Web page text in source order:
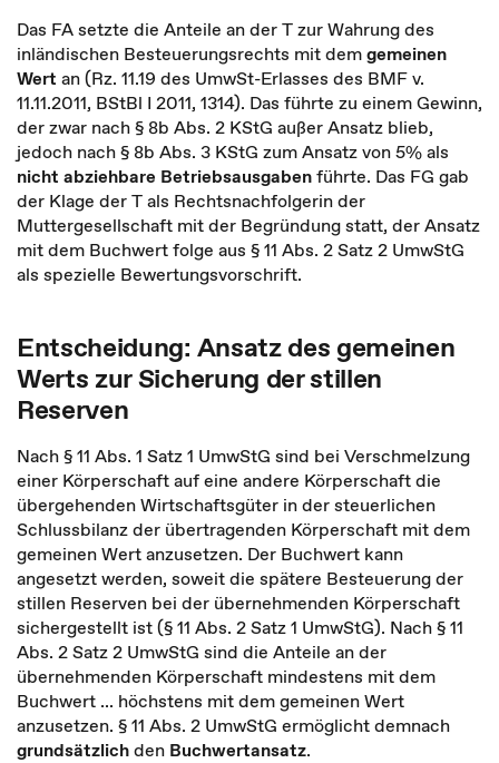
Das FA setzte die Anteile an der T zur Wahrung des
inländischen Besteuerungsrechts mit demgemeinen
Wert an (Rz. 11.19 des UmwSt-Erlasses des BMF v.
11.11.2011, BStBl I 2011, 1314). Das führte zu einem Gewinn,
der zwar nach § 8b Abs. 2 KStG außer Ansatz blieb,
jedoch nach § 8b Abs. 3 KStG zum Ansatz von 5% als
nicht abziehbare Betriebsausgabenführte. Das FG gab
der Klage der T als Rechtsnachfolgerin der
Muttergesellschaft mit der Begründung statt, der Ansatz
mit dem Buchwert folge aus § 11 Abs. 2 Satz 2 UmwStG
als spezielle Bewertungsvorschrift.
Entscheidung: Ansatz des gemeinen
Werts zur Sicherung der stillen
Reserven
Nach § 11 Abs. 1 Satz 1 UmwStG sind bei Verschmelzung
einer Körperschaft auf eine andere Körperschaft die
übergehenden Wirtschaftsgüter in der steuerlichen
Schlussbilanz der übertragenden Körperschaft mit dem
gemeinen Wert anzusetzen. Der Buchwert kann
angesetzt werden, soweit die spätere Besteuerung der
stillen Reserven bei der übernehmenden Körperschaft
sichergestellt ist (§ 11 Abs. 2 Satz 1 UmwStG). Nach § 11
Abs. 2 Satz 2 UmwStG sind die Anteile an der
übernehmenden Körperschaft mindestens mit dem
Buchwert ... höchstens mit dem gemeinen Wert
anzusetzen. § 11 Abs. 2 UmwStG ermöglicht demnach
grundsätzlichden Buchwertansatz.